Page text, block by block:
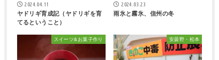
2024.04.11
ヤドリギ育成記（ヤドリギを育
てるということ）
2024.03.23
雨氷と霧氷、信州の冬
スイーツ&お菓子作り 安曇野・松本